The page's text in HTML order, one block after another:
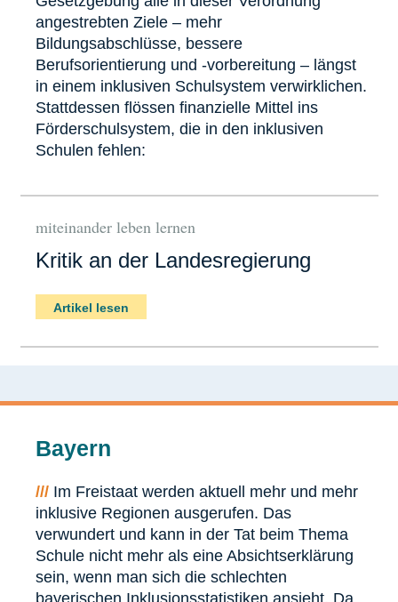
angestrebten Ziele – mehr
Bildungsabschlüsse, bessere
Berufsorientierung und -vorbereitung – längst
in einem inklusiven Schulsystem verwirklichen.
Stattdessen flössen finanzielle Mittel ins
Förderschulsystem, die in den inklusiven
Schulen fehlen:
miteinander leben lernen
Kritik an der Landesregierung
Artikel lesen
Bayern
/// Im Freistaat werden aktuell mehr und mehr
inklusive Regionen ausgerufen. Das
verwundert und kann in der Tat beim Thema
Schule nicht mehr als eine Absichtserklärung
sein, wenn man sich die schlechten
bayerischen Inklusionsstatistiken ansieht. Da